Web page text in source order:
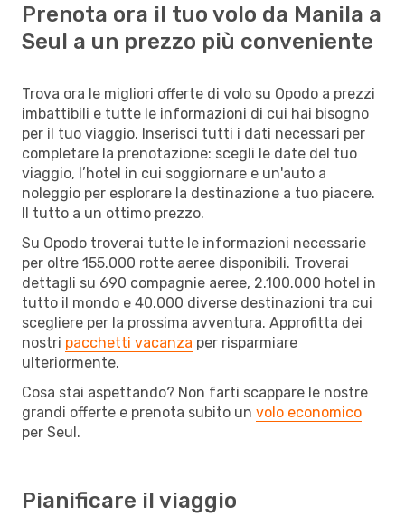
Prenota ora il tuo volo da Manila a
Seul a un prezzo più conveniente
Trova ora le migliori offerte di volo su Opodo a prezzi
imbattibili e tutte le informazioni di cui hai bisogno
per il tuo viaggio. Inserisci tutti i dati necessari per
completare la prenotazione: scegli le date del tuo
viaggio, l’hotel in cui soggiornare e un'auto a
noleggio per esplorare la destinazione a tuo piacere.
Il tutto a un ottimo prezzo.
Su Opodo troverai tutte le informazioni necessarie
per oltre 155.000 rotte aeree disponibili. Troverai
dettagli su 690 compagnie aeree, 2.100.000 hotel in
tutto il mondo e 40.000 diverse destinazioni tra cui
scegliere per la prossima avventura. Approfitta dei
nostri pacchetti vacanza per risparmiare
ulteriormente.
Cosa stai aspettando? Non farti scappare le nostre
grandi offerte e prenota subito un volo economico
per Seul.
Pianificare il viaggio